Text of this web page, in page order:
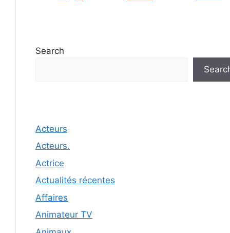
Search
Acteurs
Acteurs.
Actrice
Actualités récentes
Affaires
Animateur TV